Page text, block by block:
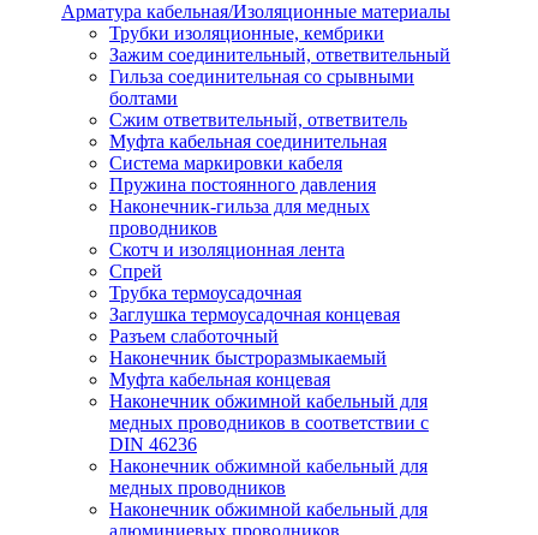
Арматура кабельная/Изоляционные материалы
Трубки изоляционные, кембрики
Зажим соединительный, ответвительный
Гильза соединительная со срывными
болтами
Сжим ответвительный, ответвитель
Муфта кабельная соединительная
Система маркировки кабеля
Пружина постоянного давления
Наконечник-гильза для медных
проводников
Скотч и изоляционная лента
Спрей
Трубка термоусадочная
Заглушка термоусадочная концевая
Разъем слаботочный
Наконечник быстроразмыкаемый
Муфта кабельная концевая
Наконечник обжимной кабельный для
медных проводников в соответствии с
DIN 46236
Наконечник обжимной кабельный для
медных проводников
Наконечник обжимной кабельный для
алюминиевых проводников